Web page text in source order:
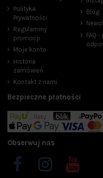
Producenci
Rodzaj
mydła w kostce
mydła w płynie
Mydło w płynie
zapas
8
Zapach
cytrusowy
3
kawowy
kwiatowy
3
Polityka
Prywatności
Regulaminy
promocji
Moje konto
Historia
zamówień
Kontakt z nami
Blog
FAQ
Bezpieczne płatności
Obserwuj nas